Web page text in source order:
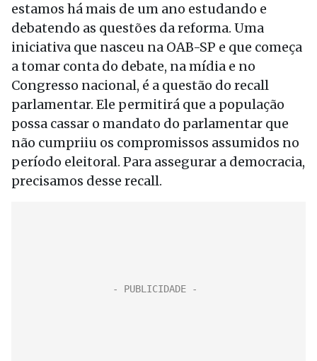
estamos há mais de um ano estudando e
debatendo as questões da reforma. Uma
iniciativa que nasceu na OAB-SP e que começa
a tomar conta do debate, na mídia e no
Congresso nacional, é a questão do recall
parlamentar. Ele permitirá que a população
possa cassar o mandato do parlamentar que
não cumpriiu os compromissos assumidos no
período eleitoral. Para assegurar a democracia,
precisamos desse recall.